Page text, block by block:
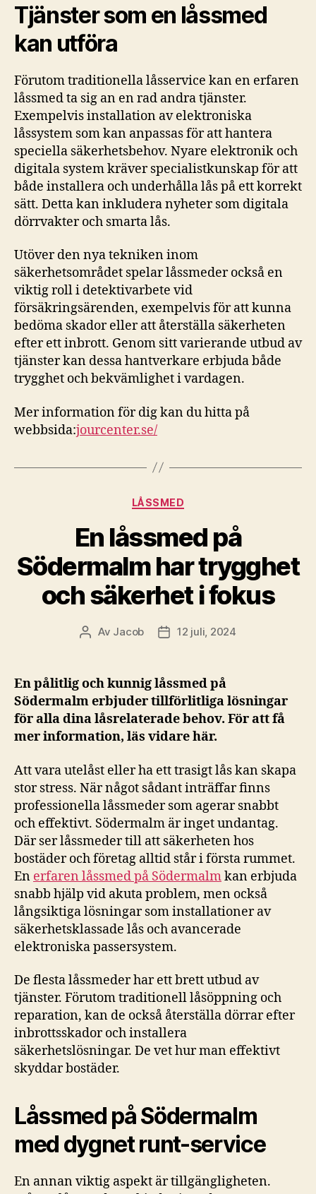
Tjänster som en låssmed
kan utföra
Förutom traditionella låsservice kan en erfaren
låssmed ta sig an en rad andra tjänster.
Exempelvis installation av elektroniska
låssystem som kan anpassas för att hantera
speciella säkerhetsbehov. Nyare elektronik och
digitala system kräver specialistkunskap för att
både installera och underhålla lås på ett korrekt
sätt. Detta kan inkludera nyheter som digitala
dörrvakter och smarta lås.
Utöver den nya tekniken inom
säkerhetsområdet spelar låssmeder också en
viktig roll i detektivarbete vid
försäkringsärenden, exempelvis för att kunna
bedöma skador eller att återställa säkerheten
efter ett inbrott. Genom sitt varierande utbud av
tjänster kan dessa hantverkare erbjuda både
trygghet och bekvämlighet i vardagen.
Mer information för dig kan du hitta på
webbsida:jourcenter.se/
Kategorier
LÅSSMED
En låssmed på
Södermalm har trygghet
och säkerhet i fokus
Inläggsförfattare
Av Jacob Inläggsdatum
12 juli, 2024
En pålitlig och kunnig låssmed på
Södermalm erbjuder tillförlitliga lösningar
för alla dina låsrelaterade behov. För att få
mer information, läs vidare här.
Att vara utelåst eller ha ett trasigt lås kan skapa
stor stress. När något sådant inträffar finns
professionella låssmeder som agerar snabbt
och effektivt. Södermalm är inget undantag.
Där ser låssmeder till att säkerheten hos
bostäder och företag alltid står i första rummet.
En erfaren låssmed på Södermalmkan erbjuda
snabb hjälp vid akuta problem, men också
långsiktiga lösningar som installationer av
säkerhetsklassade lås och avancerade
elektroniska passersystem.
De flesta låssmeder har ett brett utbud av
tjänster. Förutom traditionell låsöppning och
reparation, kan de också återställa dörrar efter
inbrottsskador och installera
säkerhetslösningar. De vet hur man effektivt
skyddar bostäder.
Låssmed på Södermalm
med dygnet runt-service
En annan viktig aspekt är tillgängligheten.